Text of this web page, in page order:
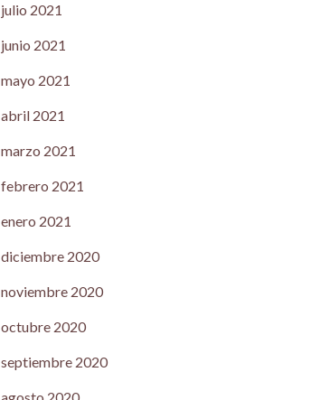
julio 2021
junio 2021
mayo 2021
abril 2021
marzo 2021
febrero 2021
enero 2021
diciembre 2020
noviembre 2020
octubre 2020
septiembre 2020